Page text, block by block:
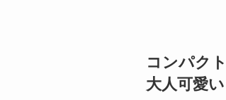
コンパク
大人可愛